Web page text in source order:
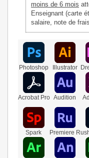
moins de 6 mois
Enseignant (carte
salaire, note de
Photoshop Illustrator
Acrobat Pro Audition
Spark Premiere